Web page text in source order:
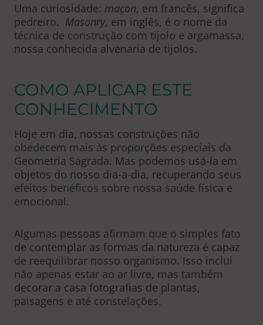
Uma curiosidade: maçon, em francês, significa
pedreiro. Masonry, em inglês, é o nome da
técnica de construção com tijolo e argamassa,
nossa conhecida alvenaria de tijolos.
COMO APLICAR ESTE
CONHECIMENTO
Hoje em dia, nossas construções não
obedecem mais às proporções especiais da
Geometria Sagrada. Mas podemos usá-la em
objetos do nosso dia-a-dia, recuperando seus
efeitos benéficos sobre nossa saúde física e
emocional.
Algumas pessoas afirmam que o simples fato
de contemplar as formas da natureza é capaz
de reequilibrar nosso organismo. Isso inclui
não apenas estar ao ar livre, mas também
decorar a casa fotografias de plantas,
paisagens e até constelações.